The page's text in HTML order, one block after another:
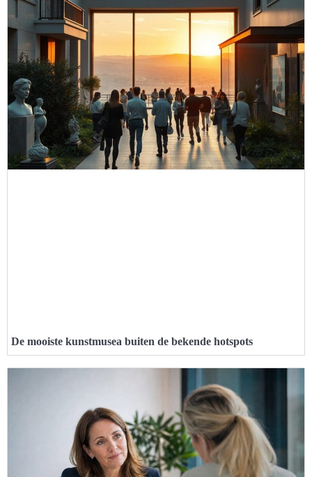
De mooiste kunstmusea buiten de bekende hotspots